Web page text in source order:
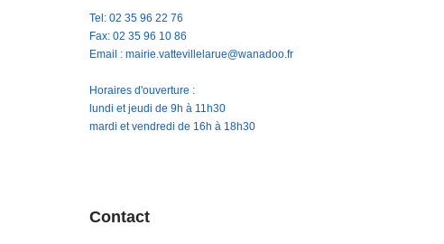
Tel: 02 35 96 22 76
Fax: 02 35 96 10 86
Email : mairie.vattevillelarue@wanadoo.fr
Horaires d'ouverture :
lundi et jeudi de 9h à 11h30
mardi et vendredi de 16h à 18h30
Contact